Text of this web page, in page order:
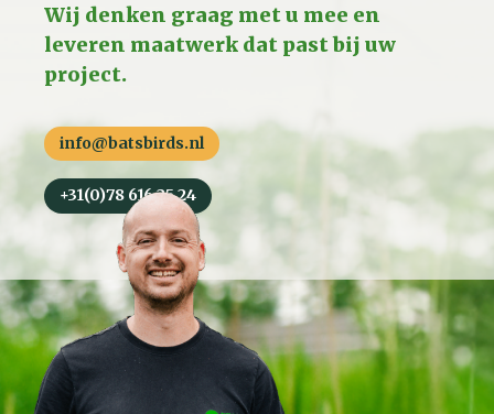
Wij denken graag met u mee en
leveren maatwerk dat past bij uw
project.
info@batsbirds.nl
+31(0)78 616 25 24